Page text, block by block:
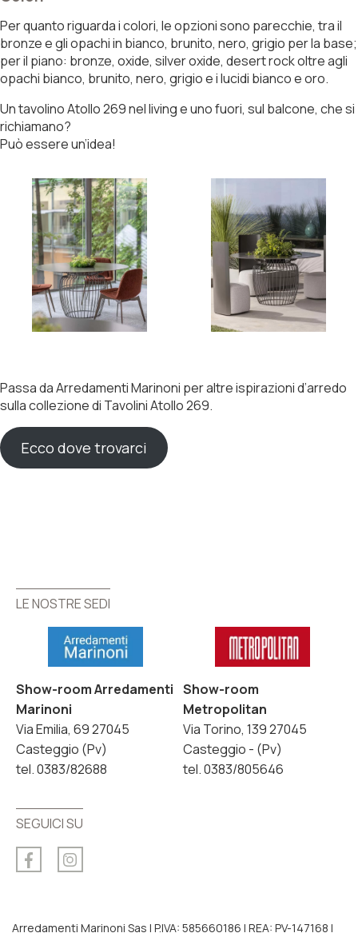
Per quanto riguarda i colori, le opzioni sono parecchie, tra il
bronze e gli opachi in bianco, brunito, nero, grigio per la base;
per il piano: bronze, oxide, silver oxide, desert rock oltre agli
opachi bianco, brunito, nero, grigio e i lucidi bianco e oro.
Un tavolino Atollo 269 nel living e uno fuori, sul balcone, che si
richiamano?
Può essere un’idea!
Passa da Arredamenti Marinoni per altre ispirazioni d’arredo
sulla collezione di Tavolini Atollo 269.
Ecco dove trovarci
LE NOSTRE SEDI
Show-room Arredamenti
Marinoni
Via Emilia, 69 27045
Casteggio (Pv)
tel. 0383/82688
Show-room
Metropolitan
Via Torino, 139 27045
Casteggio - (Pv)
tel. 0383/805646
SEGUICI SU
Arredamenti Marinoni Sas | P.IVA: 585660186 | REA: PV-147168 |